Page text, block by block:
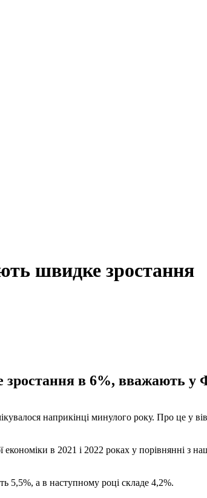
швидке зростання
зростання в 6%, вважають
наприкінці минулого року. Про це у
в 2021 і 2022 роках у порівнянні з
5,5%, а в наступному році складе 4,2%.